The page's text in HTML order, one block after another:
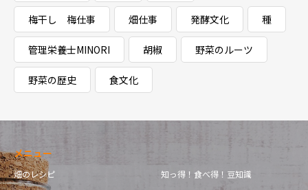
梅干し 梅仕事 畑仕事 発酵文化 種
管理栄養士MINORI 胡椒 野菜のルーツ
野菜の歴史 食文化
メニュー
畑のレシピ
知っ得！食べ得！豆知識